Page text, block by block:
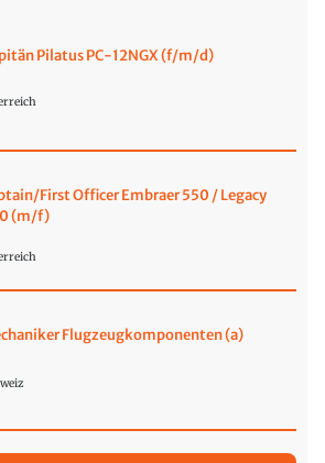
Pilatus PC-12NGX (f/m/d)
First Officer Embraer 550 / Legacy
(m/f)
Flugzeugkomponenten (a)